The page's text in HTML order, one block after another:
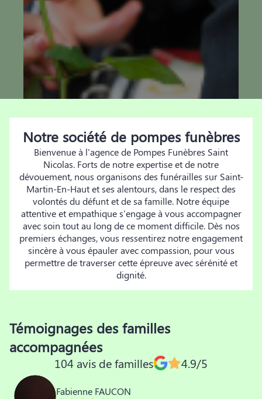
Notre société de pompes funèbres
Bienvenue à l'agence de Pompes Funèbres Saint
Nicolas. Forts de notre expertise et de notre
dévouement, nous organisons des funérailles sur Saint-
Martin-En-Haut et ses alentours, dans le respect des
volontés du défunt et de sa famille. Notre équipe
attentive et empathique s'engage à vous accompagner
avec soin tout au long de ce moment difficile. Dès nos
premiers échanges, vous ressentirez notre engagement
sincère à vous épauler avec compassion, pour vous
permettre de traverser cette épreuve avec sérénité et
dignité.
Témoignages des familles
accompagnées
104 avis de familles 4.9/5
Fabienne FAUCON